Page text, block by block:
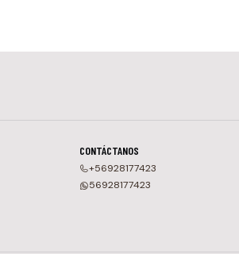
CONTÁCTANOS
+56928177423
56928177423